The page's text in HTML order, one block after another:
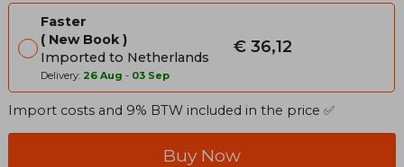
Faster
New Book
Imported to Netherlands
Delivery: 26 Aug - 03 Sep
€ 36,12
Import costs and 9% BTW included in the price ✅
Buy Now